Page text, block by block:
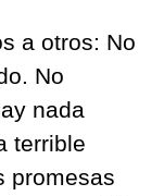
a otros: No
No
nada
terrible
promesas